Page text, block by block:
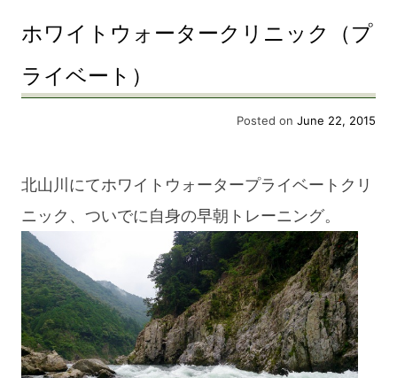
ホワイトウォータークリニック（プ
ライベート）
Posted on June 22, 2015
北山川にてホワイトウォータープライベートクリ
ニック、ついでに自身の早朝トレーニング。